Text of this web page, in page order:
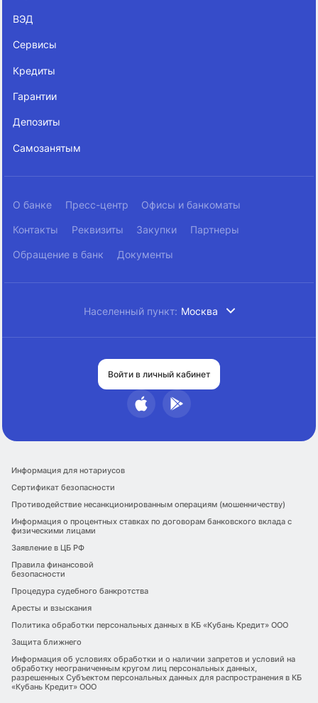
ВЭД
Сервисы
Кредиты
Гарантии
Депозиты
Самозанятым
О банке Пресс-центр Офисы и банкоматы
Контакты Реквизиты Закупки Партнеры
Обращение в банк Документы
Населенный пункт: Москва
Войти в личный кабинет
Информация для нотариусов
Сертификат безопасности
Противодействие несанкционированным операциям (мошенничеству)
Информация о процентных ставках по договорам банковского вклада с
физическими лицами
Заявление в ЦБ РФ
Правила финансовой
безопасности
Процедура судебного банкротства
Аресты и взыскания
Политика обработки персональных данных в КБ «Кубань Кредит» ООО
Защита ближнего
Информация об условиях обработки и о наличии запретов и условий на
обработку неограниченным кругом лиц персональных данных,
разрешенных Субъектом персональных данных для распространения в КБ
«Кубань Кредит» ООО